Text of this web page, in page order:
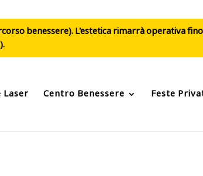
benessere). L'estetica rimarrà operativa
Laser Centro Benessere Feste